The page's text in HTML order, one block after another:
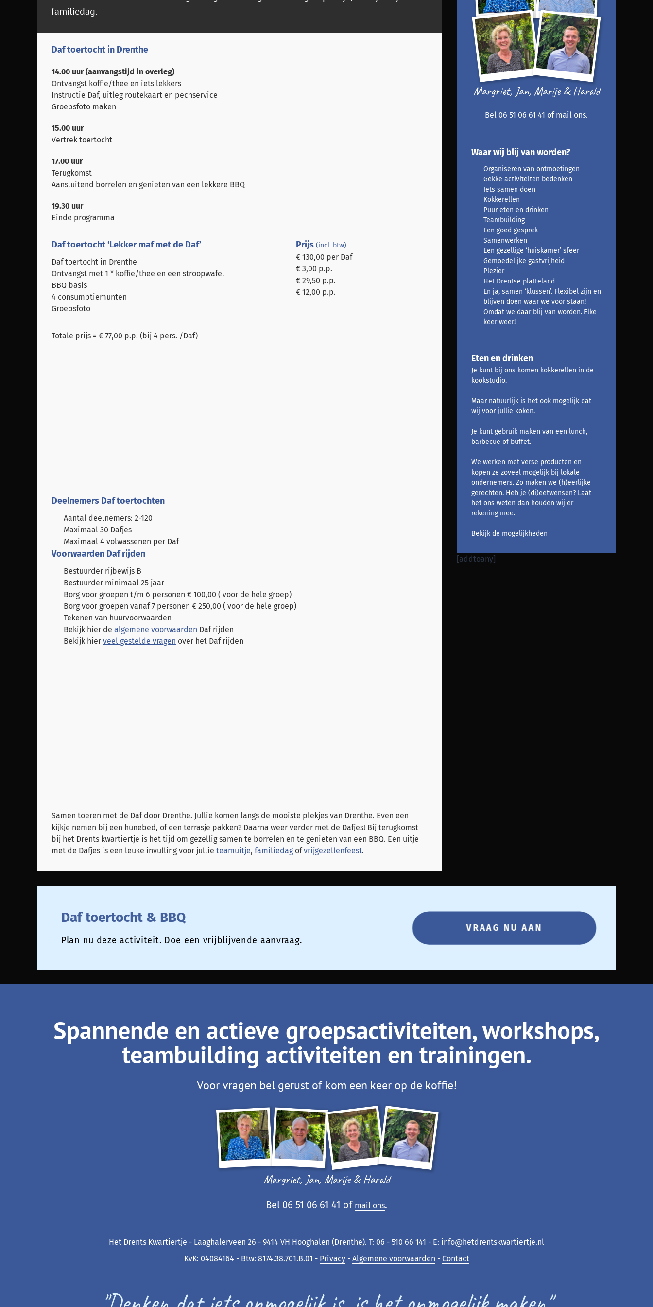
familiedag.
Daf toertocht in Drenthe
14.00 uur (aanvangstijd in overleg)
Ontvangst koffie/thee en iets lekkers
Instructie Daf, uitleg routekaart en pechservice
Groepsfoto maken
15.00 uur
Vertrek toertocht
17.00 uur
Terugkomst
Aansluitend borrelen en genieten van een lekkere BBQ
19.30 uur
Einde programma
Daf toertocht ‘Lekker maf met de Daf’ Prijs(incl. btw)
Daf toertocht in Drenthe
Ontvangst met 1 * koffie/thee en een stroopwafel
BBQ basis
4 consumptiemunten
Groepsfoto
Totale prijs = € 77,00 p.p. (bij 4 pers. /Daf)
€ 130,00 per Daf
€ 3,00 p.p.
€ 29,50 p.p.
€ 12,00 p.p.
Deelnemers Daf toertochten
Aantal deelnemers: 2-120
Maximaal 30 Dafjes
Maximaal 4 volwassenen per Daf
Voorwaarden Daf rijden
Bestuurder rijbewijs B
Bestuurder minimaal 25 jaar
Borg voor groepen t/m 6 personen € 100,00 ( voor de hele groep)
Borg voor groepen vanaf 7 personen € 250,00 ( voor de hele groep)
Tekenen van huurvoorwaarden
Bekijk hier de algemene voorwaarden Daf rijden
Bekijk hier veel gestelde vragen over het Daf rijden
Samen toeren met de Daf door Drenthe. Jullie komen langs de mooiste plekjes van Drenthe. Even een
kijkje nemen bij een hunebed, of een terrasje pakken? Daarna weer verder met de Dafjes! Bij terugkomst
bij het Drents kwartiertje is het tijd om gezellig samen te borrelen en te genieten van een BBQ. Een uitje
met de Dafjes is een leuke invulling voor jullie teamuitje, familiedagofvrijgezellenfeest.
Margriet, Jan, Marije & Harald
Bel 06 51 06 61 41 ofmail ons.
Waar wij blij van worden?
Organiseren van ontmoetingen
Gekke activiteiten bedenken
Iets samen doen
Kokkerellen
Puur eten en drinken
Teambuilding
Een goed gesprek
Samenwerken
Een gezellige ‘huiskamer’ sfeer
Gemoedelijke gastvrijheid
Plezier
Het Drentse platteland
En ja, samen ‘klussen’. Flexibel zijn en
blijven doen waar we voor staan!
Omdat we daar blij van worden. Elke
keer weer!
Eten en drinken
Je kunt bij ons komen kokkerellen in de
kookstudio.
Maar natuurlijk is het ook mogelijk dat
wij voor jullie koken.
Je kunt gebruik maken van een lunch,
barbecue of buffet.
We werken met verse producten en
kopen ze zoveel mogelijk bij lokale
ondernemers. Zo maken we (h)eerlijke
gerechten. Heb je (di)eetwensen? Laat
het ons weten dan houden wij er
rekening mee.
Bekijk de mogelijkheden
[addtoany]
Daf toertocht & BBQ
Plan nu deze activiteit. Doe een vrijblijvende aanvraag.
VRAAG NU AAN
Spannende en actieve groepsactiviteiten, workshops,
teambuilding activiteiten en trainingen.
Voor vragen bel gerust of kom een keer op de koffie!
Margriet, Jan, Marije & Harald
Bel 06 51 06 61 41 of mail ons.
Het Drents Kwartiertje - Laaghalerveen 26 - 9414 VH Hooghalen (Drenthe). T: 06 - 510 66 141 - E: info@hetdrentskwartiertje.nl
KvK: 04084164 - Btw: 8174.38.701.B.01 - Privacy- Algemene voorwaarden - Contact